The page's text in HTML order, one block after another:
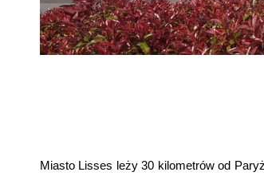
Miasto Lisses leży 30 kilometrów od